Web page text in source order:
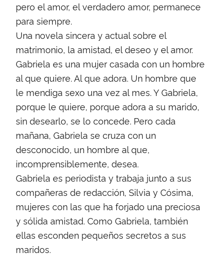
pero el amor, el verdadero amor, permanece
para siempre.
Una novela sincera y actual sobre el
matrimonio, la amistad, el deseo y el amor.
Gabriela es una mujer casada con un hombre
al que quiere. Al que adora. Un hombre que
le mendiga sexo una vez al mes. Y Gabriela,
porque le quiere, porque adora a su marido,
sin desearlo, se lo concede. Pero cada
mañana, Gabriela se cruza con un
desconocido, un hombre al que,
incomprensiblemente, desea.
Gabriela es periodista y trabaja junto a sus
compañeras de redacción, Silvia y Cósima,
mujeres con las que ha forjado una preciosa
y sólida amistad. Como Gabriela, también
ellas esconden pequeños secretos a sus
maridos.